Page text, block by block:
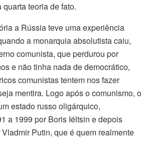
teoria de fato.
a Rússia teve uma experiência
a monarquia absolutista caiu,
comunista, que perdurou por
e não tinha nada de democrático,
comunistas tentem nos fazer
mentira. Logo após o comunismo, o
estado russo oligárquico,
a 1999 por Boris Iéltsin e depois
Putin, que é quem realmente